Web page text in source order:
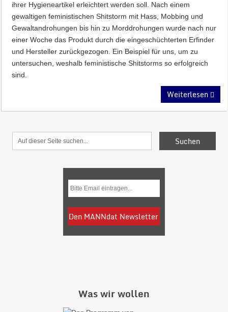
ihrer Hygieneartikel erleichtert werden soll. Nach einem
gewaltigen feministischen Shitstorm mit Hass, Mobbing und
Gewaltandrohungen bis hin zu Morddrohungen wurde nach nur
einer Woche das Produkt durch die eingeschüchterten Erfinder
und Hersteller zurückgezogen. Ein Beispiel für uns, um zu
untersuchen, weshalb feministische Shitstorms so erfolgreich
sind.
Weiterlesen
Was wir wollen